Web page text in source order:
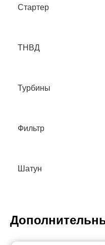
Стартер
ТНВД
Турбины
Фильтр
Шатун